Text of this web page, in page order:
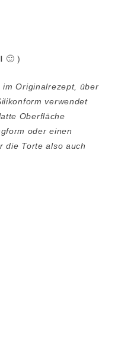
🙂 )
Originalrezept, über
verwendet
Oberfläche
oder einen
die Torte also auch